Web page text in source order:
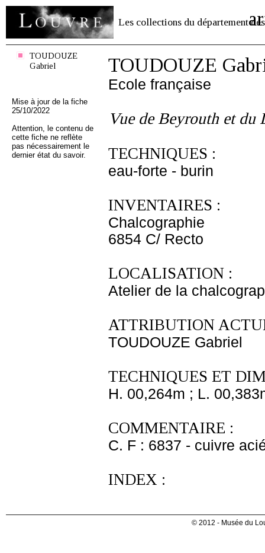
Les collections du département des
TOUDOUZE
Gabriel
Mise à jour de la fiche
25/10/2022
Attention, le contenu de
cette fiche ne reflète
pas nécessairement le
dernier état du savoir.
TOUDOUZE
Ecole française
Vue de Beyrouth et du
TECHNIQUES :
eau-forte - burin
INVENTAIRES :
Chalcographie
6854 C/ Recto
LOCALISATION :
Atelier de la
ATTRIBUTION
TOUDOUZE Gabriel
TECHNIQUES ET
H. 00,264m ; L.
COMMENTAIRE :
C. F : 6837 - cuivre
INDEX :
© 2012 - Musée du